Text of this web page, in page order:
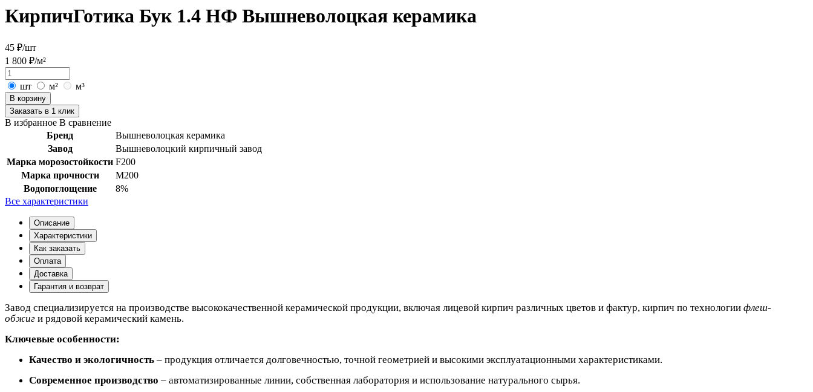
КирпичГотика Бук 1.4 НФ Вышневолоцкая керамика
45 ₽/шт
1 800 ₽/м²
шт м² м³
В корзину
Заказать в 1 клик
В избранное В сравнение
Бренд
Вышневолоцкая керамика
Завод
Вышневолоцкий кирпичный завод
Марка морозостойкости F200
Марка прочности
М200
Водопоглощение
8%
Все характеристики
Описание
Характеристики
Как заказать
Оплата
Доставка
Гарантия и возврат
Завод специализируется на производстве высококачественной керамической продукции, включая лицевой кирпич различных цветов и фактур, кирпич по технологии флеш-
обжиг и рядовой керамический камень.
Ключевые особенности:
Качество и экологичность – продукция отличается долговечностью, точной геометрией и высокими эксплуатационными характеристиками.
Современное производство – автоматизированные линии, собственная лаборатория и использование натурального сырья.